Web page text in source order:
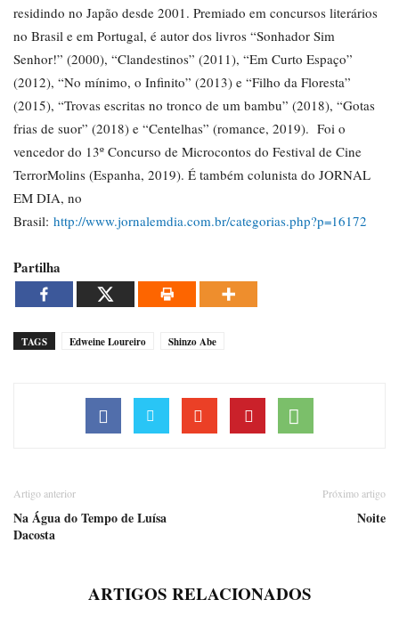
residindo no Japão desde 2001. Premiado em concursos literários
no Brasil e em Portugal, é autor dos livros “Sonhador Sim
Senhor!” (2000), “Clandestinos” (2011), “Em Curto Espaço”
(2012), “No mínimo, o Infinito” (2013) e “Filho da Floresta”
(2015), “Trovas escritas no tronco de um bambu” (2018), “Gotas
frias de suor” (2018) e “Centelhas” (romance, 2019). Foi o
vencedor do 13º Concurso de Microcontos do Festival de Cine
TerrorMolins (Espanha, 2019). É também colunista do JORNAL
EM DIA, no
Brasil: http://www.jornalemdia.com.br/categorias.php?p=16172
Partilha
TAGS Edweine Loureiro Shinzo Abe
Artigo anterior
Na Água do Tempo de Luísa
Dacosta
Próximo artigo
Noite
ARTIGOS RELACIONADOS